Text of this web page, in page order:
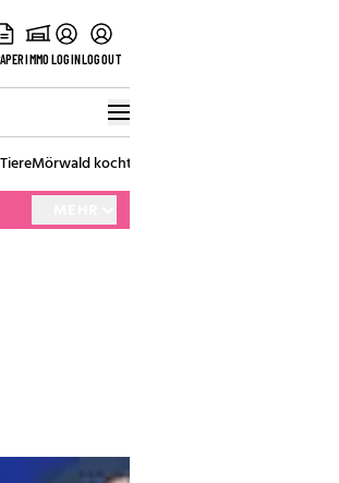
IMMOLOGINLOGOUT
Mörwald kocht